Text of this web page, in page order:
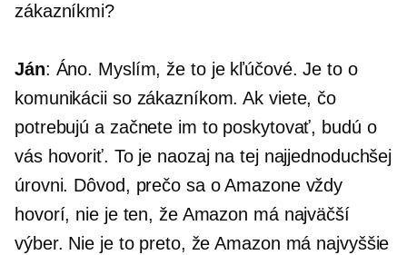
zákazníkmi?
Ján: Áno. Myslím, že to je kľúčové. Je to o
komunikácii so zákazníkom. Ak viete, čo
potrebujú a začnete im to poskytovať, budú o
vás hovoriť. To je naozaj na tej najjednoduchšej
úrovni. Dôvod, prečo sa o Amazone vždy
hovorí, nie je ten, že Amazon má najväčší
výber. Nie je to preto, že Amazon má najvyššie